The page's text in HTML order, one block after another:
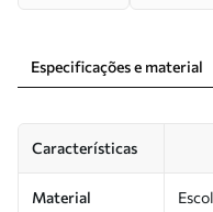
Especificações e material
Características
Material